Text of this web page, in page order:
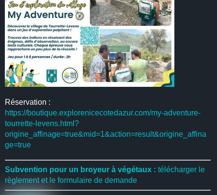
Réservation :
https://boutique.explorenicecotedazur.com/my-adventure-
tourrette-levens.html?
origine_affinage=true&mid=1&action=result&origine_affina
ge=true
Subvention pour un broyeur à végétaux : télécharger le
règlement et le formulaire de demande